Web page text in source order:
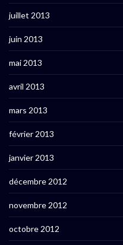
juillet 2013
juin 2013
mai 2013
avril 2013
mars 2013
février 2013
janvier 2013
décembre 2012
novembre 2012
octobre 2012